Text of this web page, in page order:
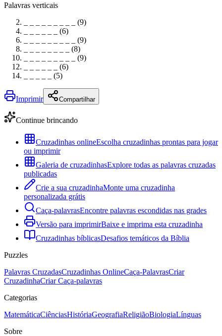
Palavras verticais
_ _ _ _ _ _ _ _ _ (9)
_ _ _ _ _ _ (6)
_ _ _ _ _ _ _ _ _ (9)
_ _ _ _ _ _ _ _ (8)
_ _ _ _ _ _ _ _ _ (9)
_ _ _ _ _ _ (6)
_ _ _ _ _ (5)
Imprimir Compartilhar
Continue brincando
Cruzadinhas onlineEscolha cruzadinhas prontas para jogar
ou imprimir
Galeria de cruzadinhasExplore todas as palavras cruzadas
publicadas
Crie a sua cruzadinhaMonte uma cruzadinha
personalizada grátis
Caça-palavrasEncontre palavras escondidas nas grades
Versão para imprimirBaixe e imprima esta cruzadinha
Cruzadinhas bíblicasDesafios temáticos da Bíblia
Puzzles
Palavras CruzadasCruzadinhas OnlineCaça-PalavrasCriar
CruzadinhaCriar Caça-palavras
Categorias
MatemáticaCiênciasHistóriaGeografiaReligiãoBiologiaLínguas
Sobre